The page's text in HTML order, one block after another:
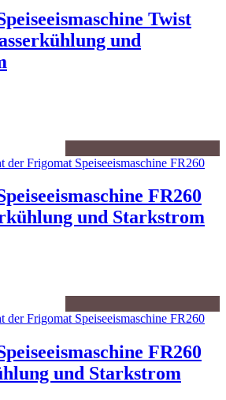
Twist
und
FR260
und Starkstrom
FR260
und Starkstrom